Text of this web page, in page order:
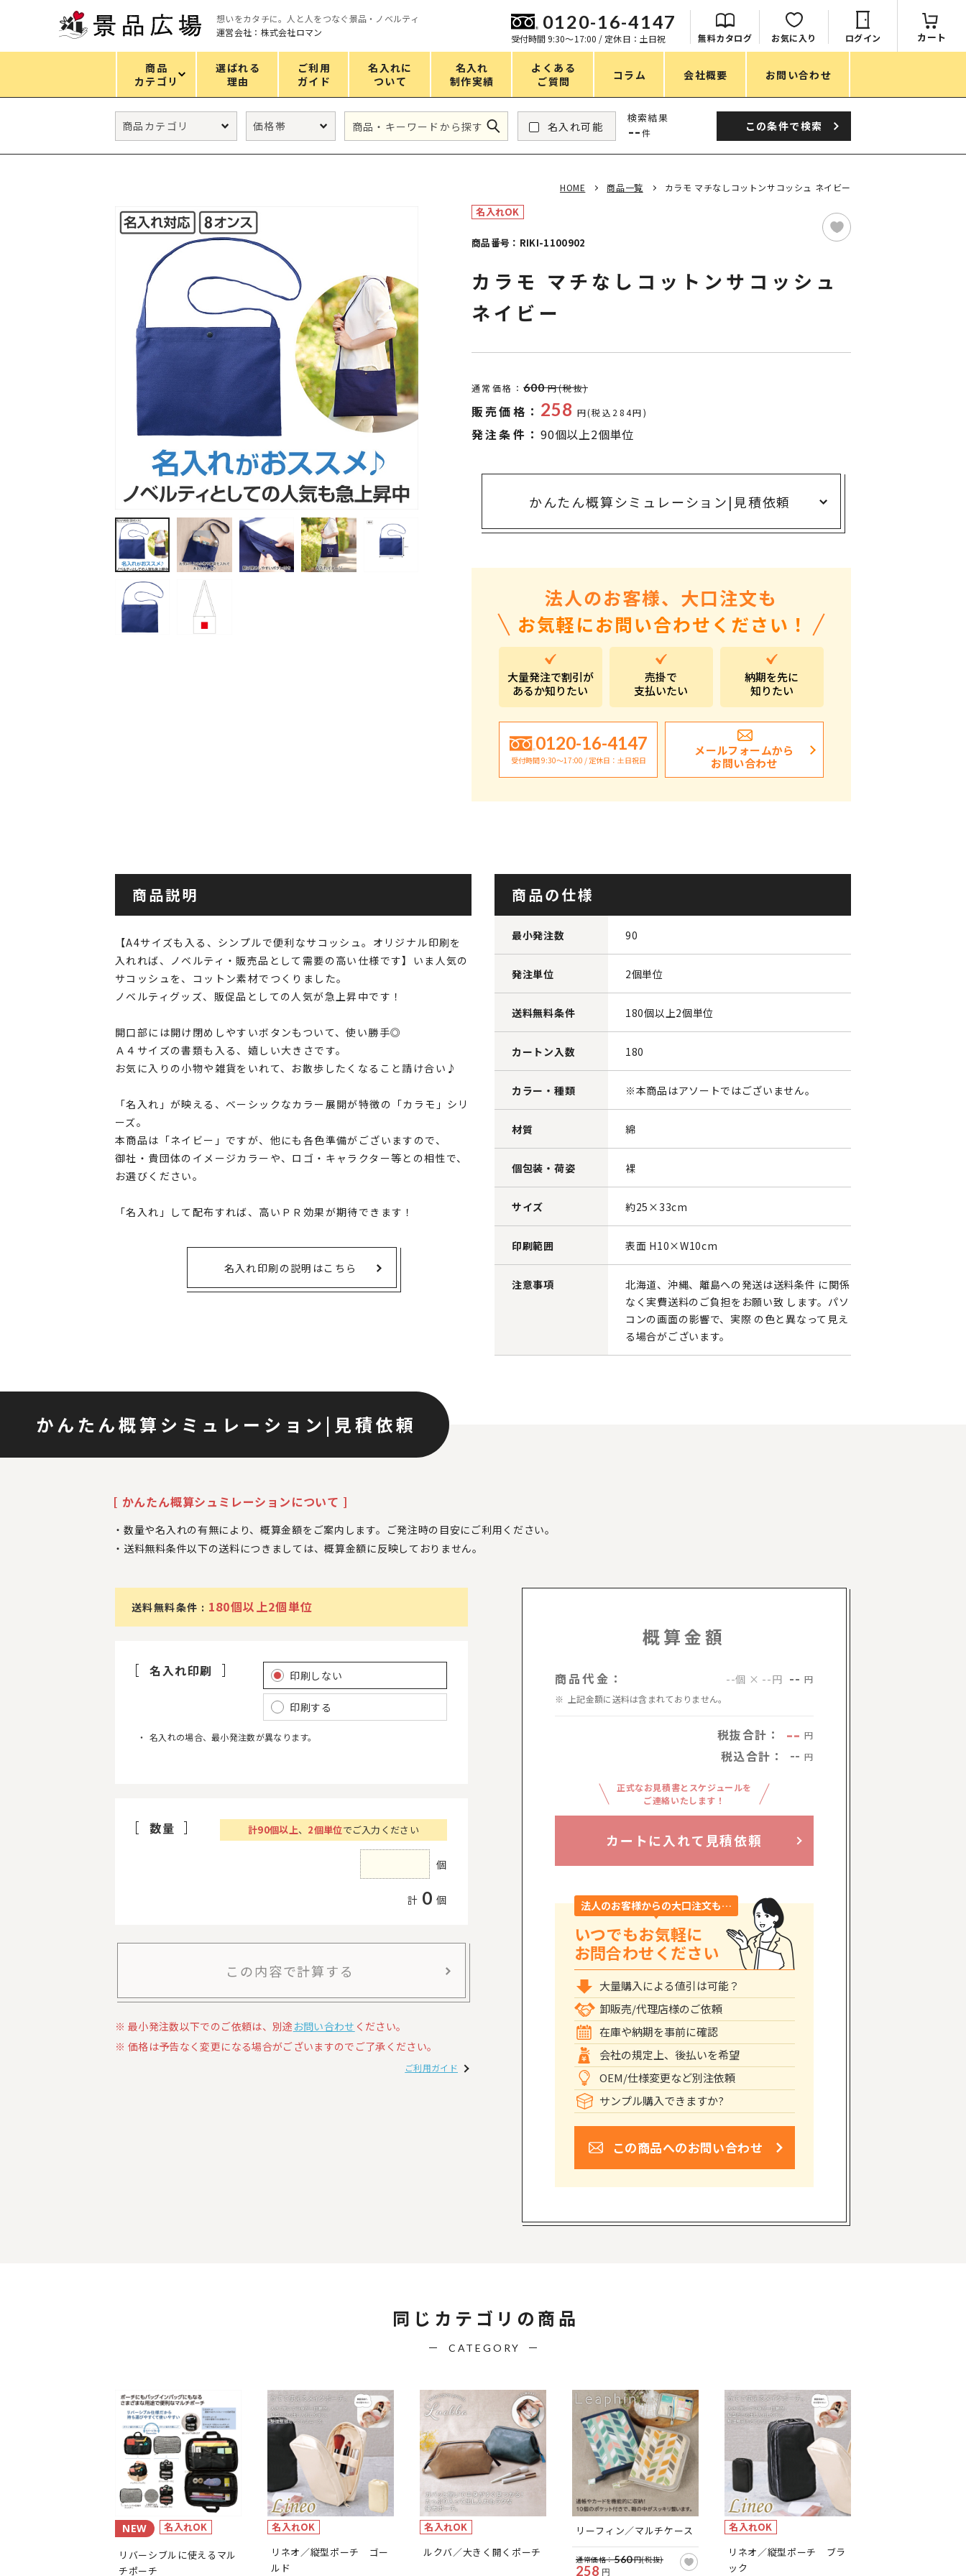
想いをカタチに。人と人をつなぐ景品・ノベルティ
運営会社：株式会社ロマン
0120-16-4147
受付時間 9:30〜17:00 / 定休日：土日祝 無料カタログ お気に入り ログイン カート
商品
カテゴリ
選ばれる
理由
ご利用
ガイド
名入れに
ついて
名入れ
制作実績
よくある
ご質問
コラム 会社概要 お問い合わせ
カテゴリ
ギフトセット
フェイス&ボディケア
防災・防犯グッズ コスメグッズ
ファッション雑貨 食品・スイーツ
ティッシュ・ロール タオル・ハンカチ
ペン・筆記用具 傘・レイングッズ
ステーショナリー UVケア
生活雑貨・便利グッズ バッグ&ポーチ
衛生用品特集 キャラクター雑貨
カタログギフト ALL すべてのカテゴリ
価格
151～200円
201～250円
251～300円
501～1,000円
2,000～3,000円
3,000～5,000円
目的・シーン
アニマルグッズ
設立・周年・創業記念
インバウンド･外国人観光客向け特集
入学・卒業記念品
ばらまき、ショップイベント向け粗品・ノベ
名入れ可能
検索結果
-- 件 この条件で検索
HOME 商品一覧 カラモ マチなしコットンサコッシュ ネイビー
名入れOK
商品番号：RIKI-1100902
カラモ マチなしコットンサコッシュ
ネイビー
通常価格： 600 円(税抜)
販売価格： 258 円(税込284円)
発注条件： 90個以上2個単位
かんたん概算シミュレーション| 見積依頼
法人のお客様、大口注文も
お気軽にお問い合わせください！
大量発注で割引が
あるか知りたい
売掛で
支払いたい
納期を先に
知りたい
0120-16-4147
受付時間 9:30〜17:00 / 定休日：土日祝日
メールフォームから
お問い合わせ
商品説明
【A4サイズも入る、シンプルで便利なサコッシュ。オリジナル印刷を
入れれば、ノベルティ・販売品として需要の高い仕様です】いま人気の
サコッシュを、コットン素材でつくりました。
ノベルティグッズ、販促品としての人気が急上昇中です！
開口部には開け閉めしやすいボタンもついて、使い勝手◎
Ａ４サイズの書類も入る、嬉しい大きさです。
お気に入りの小物や雑貨をいれて、お散歩したくなること請け合い♪
「名入れ」が映える、ベーシックなカラー展開が特徴の「カラモ」シリ
ーズ。
本商品は「ネイビー」ですが、他にも各色準備がございますので、
御社・貴団体のイメージカラーや、ロゴ・キャラクター等との相性で、
お選びください。
「名入れ」して配布すれば、高いＰＲ効果が期待できます！
名入れ印刷の説明はこちら
商品の仕様
最小発注数 90
発注単位 2個単位
送料無料条件 180個以上2個単位
カートン入数 180
カラー・種類 ※本商品はアソートではございません。
材質 綿
個包装・荷姿 裸
サイズ 約25×33cm
印刷範囲 表面 H10×W10cm
注意事項
北海道、沖縄、離島への発送は送料条件 に関係
なく実費送料のご負担をお願い致 します。パソ
コンの画面の影響で、実際 の色と異なって見え
る場合がございます。
かんたん概算シミュレーション | 見積依頼
[ かんたん概算シュミレーションについて ]
数量や名入れの有無により、概算金額をご案内します。ご発注時の目安にご利用ください。
送料無料条件以下の送料につきましては、概算金額に反映しておりません。
送料無料条件 : 180個以上2個単位
名入れ印刷 印刷しない
印刷する
名入れの場合、最小発注数が異なります。
数量 計90個以上、 2個単位でご入力ください
個
計 0 個
この内容で計算する
最小発注数以下でのご依頼は、別途 お問い合わせ ください。
価格は予告なく変更になる場合がございますのでご了承ください。
ご利用ガイド
概算金額
商品代金： --個 × --円 -- 円
上記金額に送料は含まれておりません。
税抜合計： -- 円
税込合計： -- 円
正式なお見積書とスケジュールを
ご連絡いたします！
カートに入れて見積依頼
法人のお客様からの大口注文も…
いつでもお気軽に
お問合わせください
大量購入による値引は可能？
卸販売/代理店様のご依頼
在庫や納期を事前に確認
会社の規定上、後払いを希望
OEM/仕様変更など別注依頼
サンプル購入できますか?
この商品へのお問い合わせ
同じカテゴリの商品
CATEGORY
NEW 名入れOK
リバーシブルに使えるマル
チポーチ
名入れOK
リネオ／縦型ポーチ ゴー
ルド
名入れOK
ルクバ／大きく開くポーチ
リーフィン／マルチケース
通常価格：560円(税抜)
258 円
名入れOK
リネオ／縦型ポーチ ブラ
ック